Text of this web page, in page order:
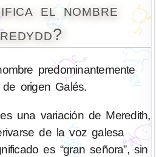
el nombre
predominantemente
origen Galés.
una variación de Meredith,
de la voz galesa
es “gran señora”, sin